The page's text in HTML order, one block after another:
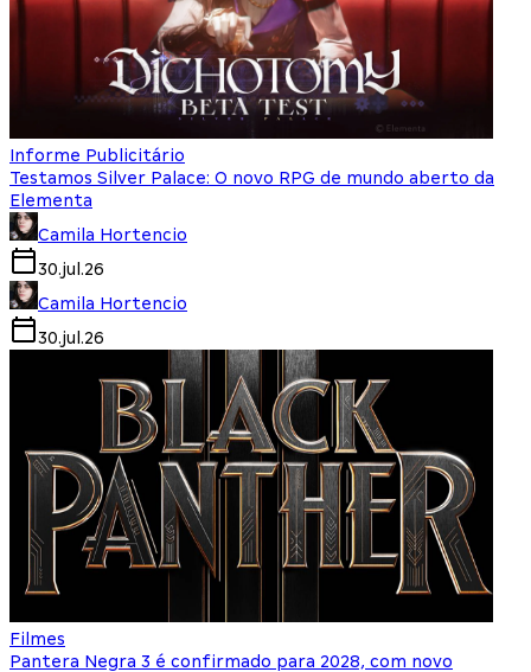
Informe Publicitário
Testamos Silver Palace: O novo RPG de mundo aberto da
Elementa
Camila Hortencio
30.jul.26
Camila Hortencio
30.jul.26
Filmes
Pantera Negra 3 é confirmado para 2028, com novo